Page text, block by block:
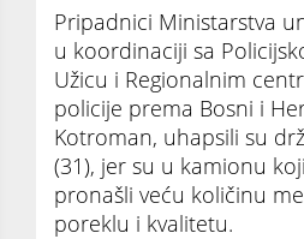
Pripadnici Ministarstva
u koordinaciji sa
Užicu i Regionalnim
policije prema Bosni i
Kotroman, uhapsili su
(31), jer su u kamionu
pronašli veću količinu
poreklu i kvalitetu.